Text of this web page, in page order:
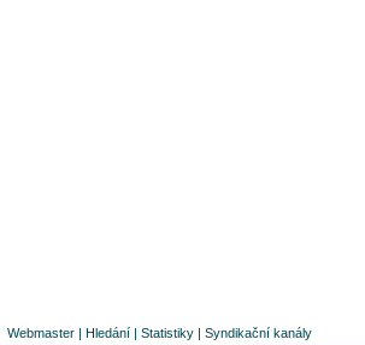
Webmaster | Hledání | Statistiky | Syndikační kanály